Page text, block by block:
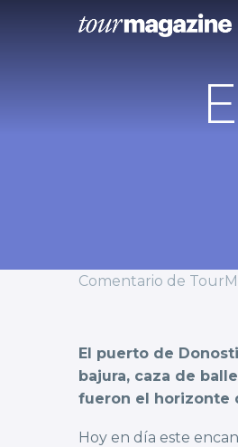
Comentario de
El puerto de
bajura, caza de
fueron el horizonte
Hoy en día este